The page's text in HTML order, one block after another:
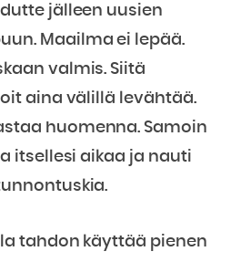
jälleen uusien
Maailma ei lepää.
valmis. Siitä
aina välillä levähtää.
huomenna. Samoin
itsellesi aikaa ja nauti
tahdon käyttää pienen